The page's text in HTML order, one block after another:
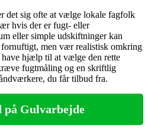
det sig ofte at vælge lokale fagfolk
hvis der er fugt- eller
eller simple udskiftninger kan
men vær realistisk omkring
hjælp til at vælge den rette
fugtmåling og en skriftlig
du får tilbud fra.
på Gulvarbejde